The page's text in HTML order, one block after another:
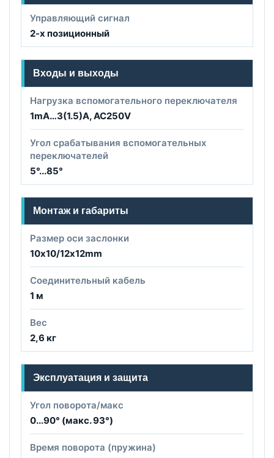
Управляющий сигнал
2-х позиционный
Входы и выходы
Нагрузка вспомогательного переключателя
1mA…3(1.5)A, AC250V
Угол срабатывания вспомогательных
переключателей
5°...85°
Монтаж и габариты
Размер оси заслонки
10х10/12х12mm
Соединительный кабель
1 м
Вес
2,6 кг
Эксплуатация и защита
Угол поворота/макс
0...90° (макс. 93°)
Время поворота (пружина)